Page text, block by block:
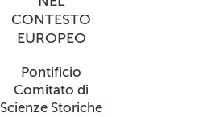
CONTESTO
EUROPEO
Pontificio
Comitato di
Scienze Storiche